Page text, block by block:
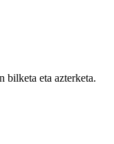
bilketa eta azterketa.